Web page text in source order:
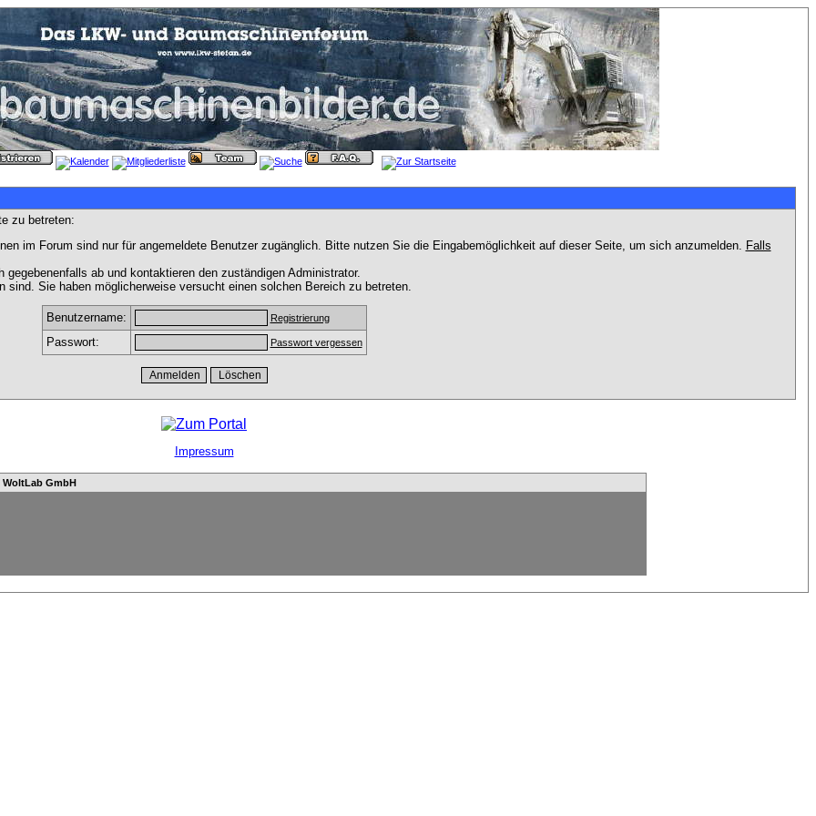
zu betreten:
im Forum sind nur für angemeldete Benutzer zugänglich. Bitte nutzen Sie die Eingabemöglichkeit auf dieser Seite, um sich anzumelden. Falls
ab und kontaktieren den zuständigen Administrator.
Sie haben möglicherweise versucht einen solchen Bereich zu betreten.
Benutzername: Registrierung
Passwort: Passwort vergessen
Impressum
WoltLab GmbH